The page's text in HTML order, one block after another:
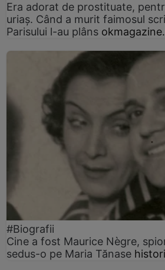
Era adorat de prostituate,
uriaș. Când a murit faimosul
Parisului l-au plâns
#Biografii
Cine a fost Maurice Nègre,
sedus-o pe Maria Tănase